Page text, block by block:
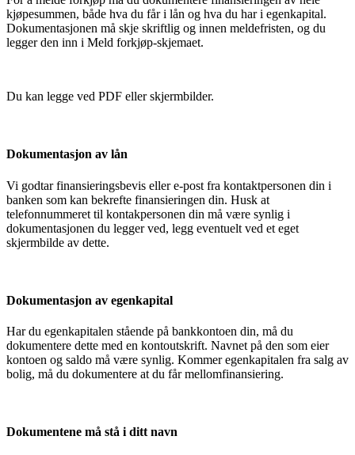
kjøpesummen, både hva du får i lån og hva du har i egenkapital.
Dokumentasjonen må skje skriftlig og innen meldefristen, og du
legger den inn i Meld forkjøp-skjemaet.
Du kan legge ved PDF eller skjermbilder.
Dokumentasjon av lån
Vi godtar finansieringsbevis eller e-post fra kontaktpersonen din i
banken som kan bekrefte finansieringen din. Husk at
telefonnummeret til kontakpersonen din må være synlig i
dokumentasjonen du legger ved, legg eventuelt ved et eget
skjermbilde av dette.
Dokumentasjon av egenkapital
Har du egenkapitalen stående på bankkontoen din, må du
dokumentere dette med en kontoutskrift. Navnet på den som eier
kontoen og saldo må være synlig. Kommer egenkapitalen fra salg av
bolig, må du dokumentere at du får mellomfinansiering.
Dokumentene må stå i ditt navn